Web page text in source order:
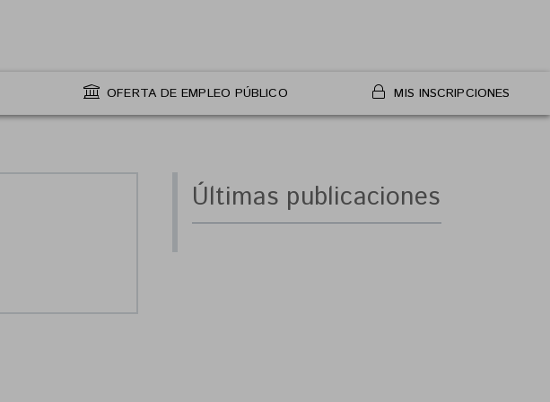
OFERTA DE EMPLEO PÚBLICO MIS INSCRIPCIONES
Últimas publicaciones